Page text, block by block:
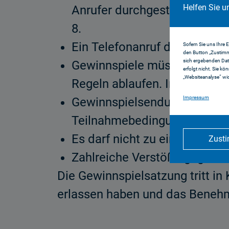
Helfen Sie
Sofern Sie uns Ihre
den Button
sich ergebenden
erfolgt nicht. Sie
„Websiteanalyse“
Impressum
Anrufer durchgestellt
8.
Ein Telefonanruf darf nicht
Gewinnspiele müssen in
Regeln ablaufen. Irreführung
Gewinnspielsendungen
Teilnahmebedingungen
Es darf nicht zu einer
Zahlreiche Verstöße gegen
Die Gewinnspielsatzung tritt in
erlassen haben und das